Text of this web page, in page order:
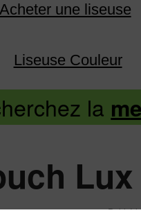
Acheter une liseuse
Liseuse Couleur
la
Publié